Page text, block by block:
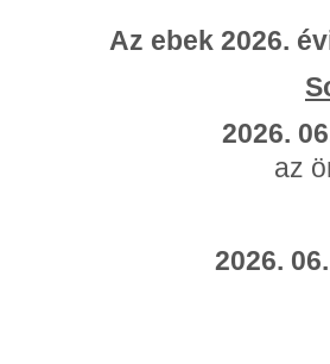
Az ebek 2026.
2026.
az
2026.